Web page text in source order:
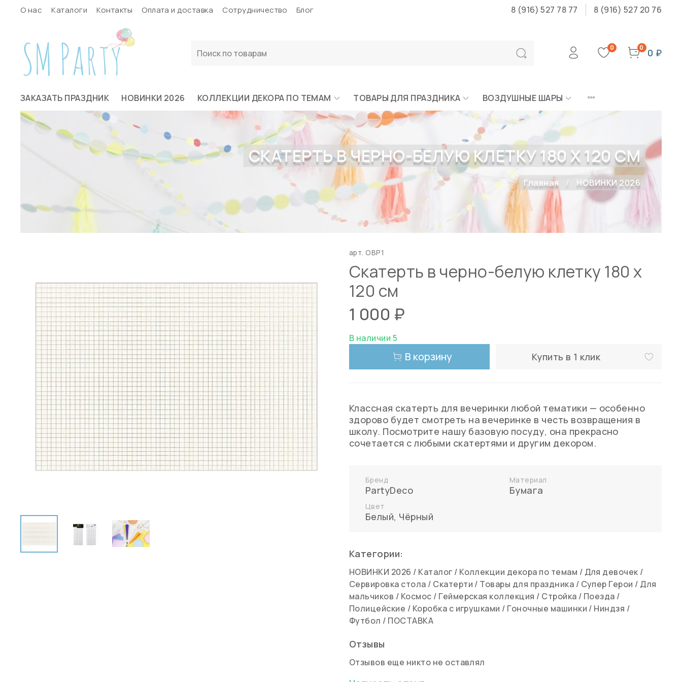
О нас Каталоги Контакты Оплата и доставка Сотрудничество Блог 8 (916) 527 78 77 8 (916) 527 20 76
0 0 0 ₽
ЗАКАЗАТЬ ПРАЗДНИК НОВИНКИ 2026 КОЛЛЕКЦИИ ДЕКОРА ПО ТЕМАМ ТОВАРЫ ДЛЯ ПРАЗДНИКА ВОЗДУШНЫЕ ШАРЫ
СКАТЕРТЬ В ЧЕРНО-БЕЛУЮ КЛЕТКУ 180 Х 120 СМ
Главная НОВИНКИ 2026
арт.OBP1
Скатерть в черно-белую клетку 180 х
120 см
1 000 ₽
В наличии 5
В корзину Купить в 1 клик
Классная скатерть для вечеринки любой тематики — особенно
здорово будет смотреть на вечеринке в честь возвращения в
школу. Посмотрите нашу базовую посуду, она прекрасно
сочетается с любыми скатертями и другим декором.
Бренд
PartyDeco
Материал
Бумага
Цвет
Белый, Чёрный
Категории:
НОВИНКИ 2026 / Каталог / Коллекции декора по темам / Для девочек /
Сервировка стола / Скатерти / Товары для праздника / Супер Герои / Для
мальчиков / Космос / Геймерская коллекция / Стройка / Поезда /
Полицейские / Коробка с игрушками / Гоночные машинки / Ниндзя /
Футбол / ПОСТАВКА
Отзывы
Отзывов еще никто не оставлял